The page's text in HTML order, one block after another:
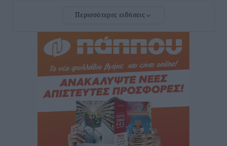
πριν 34 λεπτά
Loutraki K19 Finals: Στην 3η θέση οι Νίκος
πριν 36 λεπτά
LFC ΑΣΤΙΡ Ιαλυσού: Μετεγγραφική «βόμβα» με την
Anelise Karakostas
πριν 37 λεπτά
Περισσότερες ειδήσεις